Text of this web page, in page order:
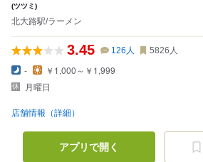
(ツツミ)
北大路駅/ラーメン
3.45 126 人 5826 人
-
￥1,000～￥1,999
月曜日
店舗情報（詳細）
アプリで開く